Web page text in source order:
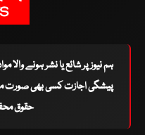
ہم نیوز پر شائع یا نشر ہونے والا
پیشگی اجازت کسی بھی صورت
حقوق